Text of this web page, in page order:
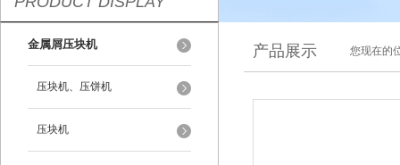
金属屑压块机
压块机、压饼机
压块机
产品展示 您现在的